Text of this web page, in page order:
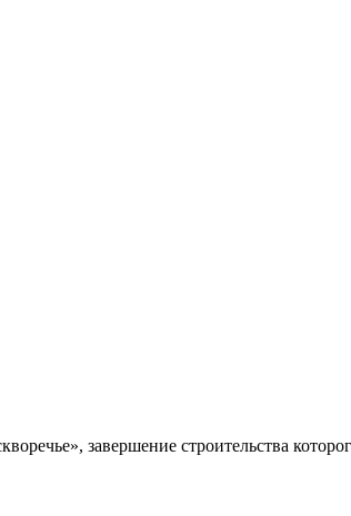
завершение строительства